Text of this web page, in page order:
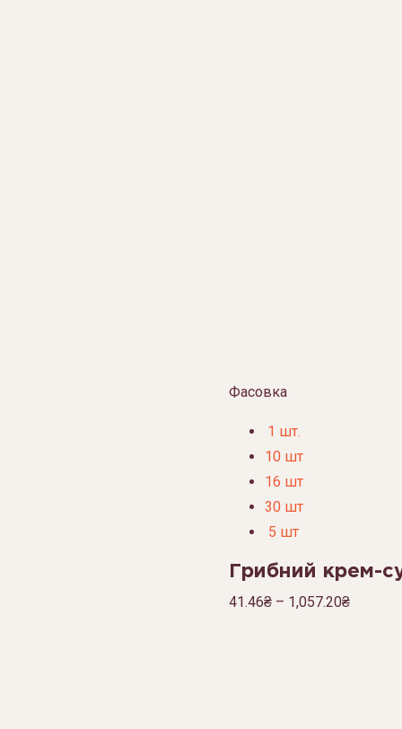
Фасовка
1 шт.
10 шт
16 шт
30 шт
5 шт
Грибний крем-
41.46₴– 1,057.20₴